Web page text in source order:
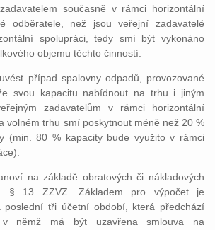
současně v rámci horizontální
odběratele, než jsou veřejní zadavatelé
spolupráci, tedy smí být vykonáno
objemu těchto činností.
případ spalovny odpadů, provozované
svou kapacitu nabídnout na trhu i jiným
zadavatelům v rámci horizontální
volném trhu smí poskytnout méně než 20 %
(min. 80 % kapacity bude využito v rámci
na základě obratových či nákladových
§ 13 ZZVZ. Základem pro výpočet je
tři účetní období, která předchází
v němž má být uzavřena smlouva na